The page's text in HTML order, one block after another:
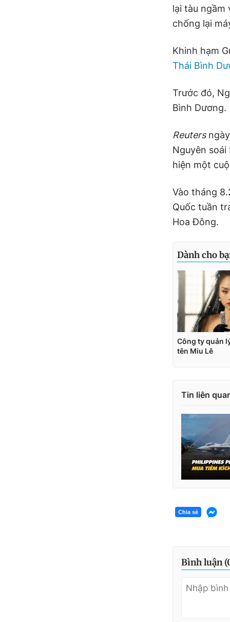
lại tàu ngầm
chống lại
Khinh hạm
Thái Bình
Trước đó,
Bình Dương.
Reutersngày
Nguyên
hiện một
Vào tháng
Quốc tuần
Hoa Đông.
Tin liên
Chia sẻ
Bình luận (